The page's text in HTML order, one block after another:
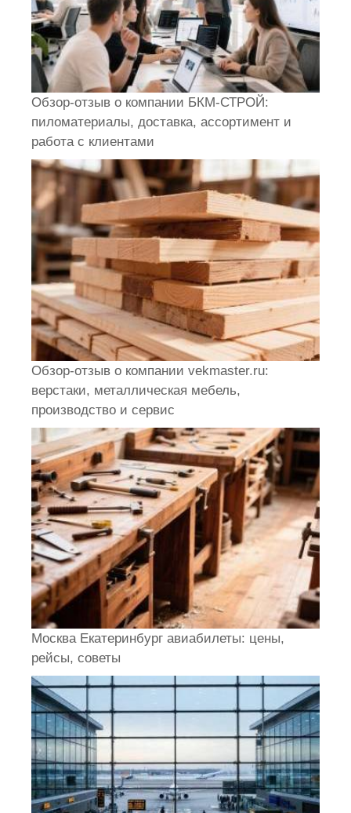
Обзор-отзыв о компании БКМ-СТРОЙ:
пиломатериалы, доставка, ассортимент и
работа с клиентами
Обзор-отзыв о компании vekmaster.ru:
верстаки, металлическая мебель,
производство и сервис
Москва Екатеринбург авиабилеты: цены,
рейсы, советы